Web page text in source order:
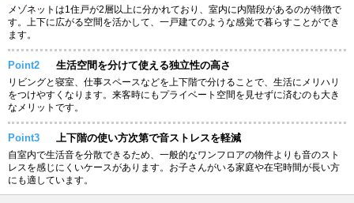
メゾネットは1住戸が2層以上に分かれており、室内に内階段があるのが特徴で
す。上下に広がる空間を活かして、一戸建てのような感覚で暮らすことができ
ます。
Point2 生活空間を分けて使える独立性の高さ
リビングと寝室、仕事スペースなどを上下階で分けることで、生活にメリハリ
をつけやすくなります。来客時にもプライベート空間を見せずに済むのも大き
なメリットです。
Point3 上下階の使い方次第で音ストレスを軽減
自室内で生活音を分散できるため、一般的なワンフロアの物件よりも音のスト
レスを感じにくいケースがあります。お子さんがいる家庭や在宅時間が長い方
にも適しています。